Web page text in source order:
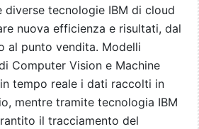
diverse tecnologie IBM di cloud
nuova efficienza e risultati, dal
al punto vendita. Modelli
Computer Vision e Machine
tempo reale i dati raccolti in
mentre tramite tecnologia IBM
il tracciamento del